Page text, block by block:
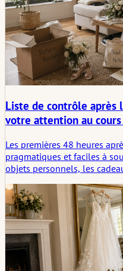
Liste de contrôle après
votre attention au
Les premières 48 heures
pragmatiques et faciles à
objets personnels, les
l'après à paraître plus léger
éparpillées.